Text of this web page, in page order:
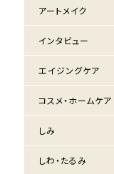
アートメイク
インタビュー
エイジングケア
コスメ・ホームケア
しみ
しわ・たるみ